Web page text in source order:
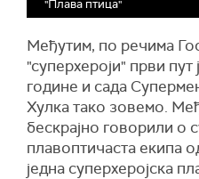
"Плава птица"
Међутим, по речима
"суперхероји" први
године и сада
Хулка тако зовемо.
бескрајно говорили о
плавоптичаста екипа
једна суперхеројска